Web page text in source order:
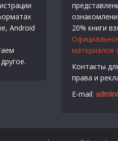
Android
20% книги
материалов
Контакты
права и
E-mail: